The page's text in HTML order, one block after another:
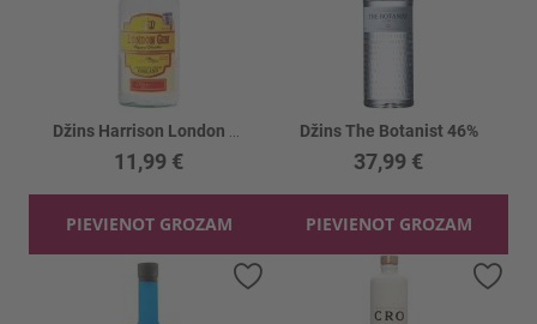
11,99 €
PIEVIENOT GROZAM
Džins The Botanist 46%
37,99 €
PIEVIENOT GROZAM